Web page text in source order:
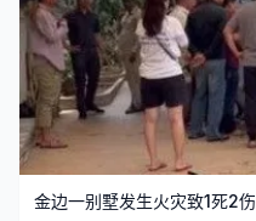
金边一别墅发生火灾致1死2伤